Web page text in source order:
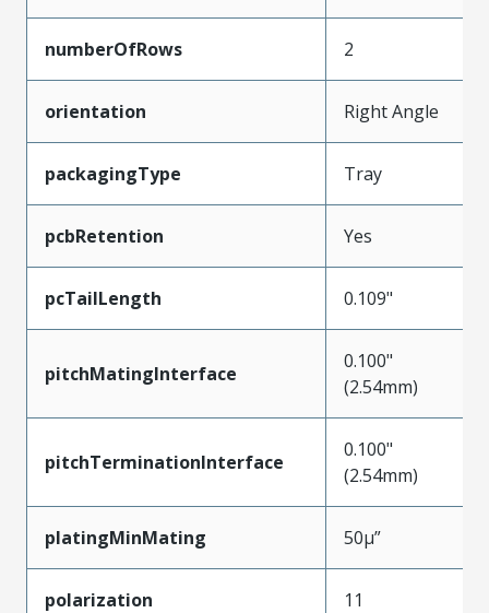
numberOfRows 2
orientation Right Angle
packagingType Tray
pcbRetention Yes
pcTailLength 0.109"
pitchMatingInterface
0.100"
(2.54mm)
pitchTerminationInterface
0.100"
(2.54mm)
platingMinMating 50µ”
polarization 11